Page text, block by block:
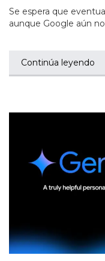
Se espera que
aunque Google aún
Continúa leyendo